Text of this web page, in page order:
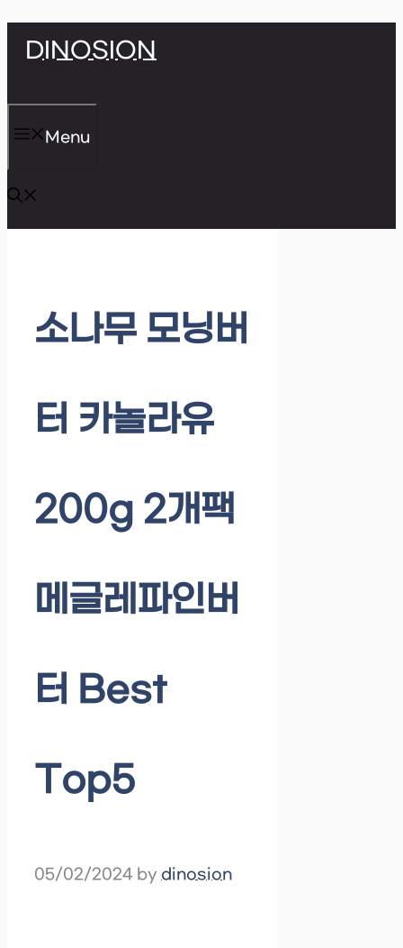
SkipDINOSION
Menu
소나무 모닝버
터 카놀라유
200g 2개팩
메글레파인버
터 Best
Top5
05/02/2024 by dinosion